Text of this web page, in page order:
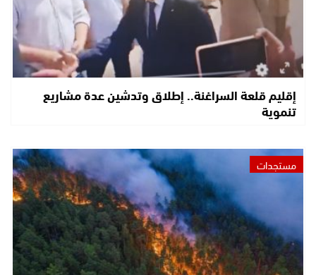
إقليم قلعة السراغنة.. إطلاق وتدشين عدة مشاريع
تنموية
مستجدات